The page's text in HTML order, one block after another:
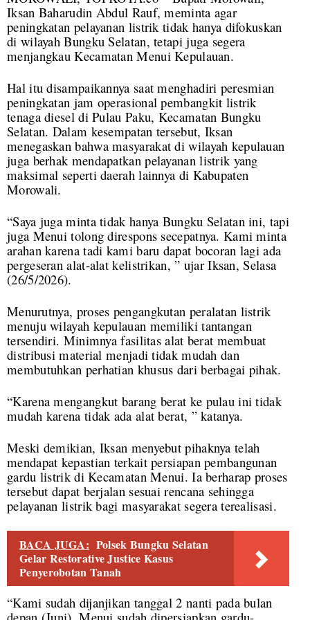
Iksan Baharudin Abdul Rauf, meminta agar
peningkatan pelayanan listrik tidak hanya difokuskan
di wilayah Bungku Selatan, tetapi juga segera
menjangkau Kecamatan Menui Kepulauan.
Hal itu disampaikannya saat menghadiri peresmian
peningkatan jam operasional pembangkit listrik
tenaga diesel di Pulau Paku, Kecamatan Bungku
Selatan. Dalam kesempatan tersebut, Iksan
menegaskan bahwa masyarakat di wilayah kepulauan
juga berhak mendapatkan pelayanan listrik yang
maksimal seperti daerah lainnya di Kabupaten
Morowali.
“Saya juga minta tidak hanya Bungku Selatan ini, tapi
juga Menui tolong direspons secepatnya. Kami minta
arahan karena tadi kami baru dapat bocoran lagi ada
pergeseran alat-alat kelistrikan, ” ujar Iksan, Selasa
(26/5/2026).
Menurutnya, proses pengangkutan peralatan listrik
menuju wilayah kepulauan memiliki tantangan
tersendiri. Minimnya fasilitas alat berat membuat
distribusi material menjadi tidak mudah dan
membutuhkan perhatian khusus dari berbagai pihak.
“Karena mengangkut barang berat ke pulau ini tidak
mudah karena tidak ada alat berat, ” katanya.
Meski demikian, Iksan menyebut pihaknya telah
mendapat kepastian terkait persiapan pembangunan
gardu listrik di Kecamatan Menui. Ia berharap proses
tersebut dapat berjalan sesuai rencana sehingga
pelayanan listrik bagi masyarakat segera terealisasi.
BACA JUGA: Polsek Bungku Selatan
Gelar Restorative Justice Kasus
Penyerobotan Tanah
“Kami sudah dijanjikan tanggal 2 nanti pada bulan